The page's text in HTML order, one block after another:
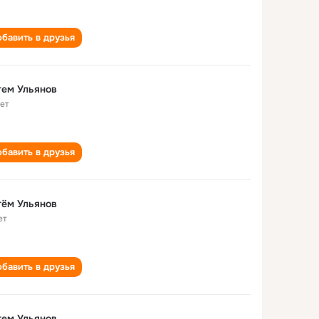
в друзья
Ульянов
в друзья
Ульянов
в друзья